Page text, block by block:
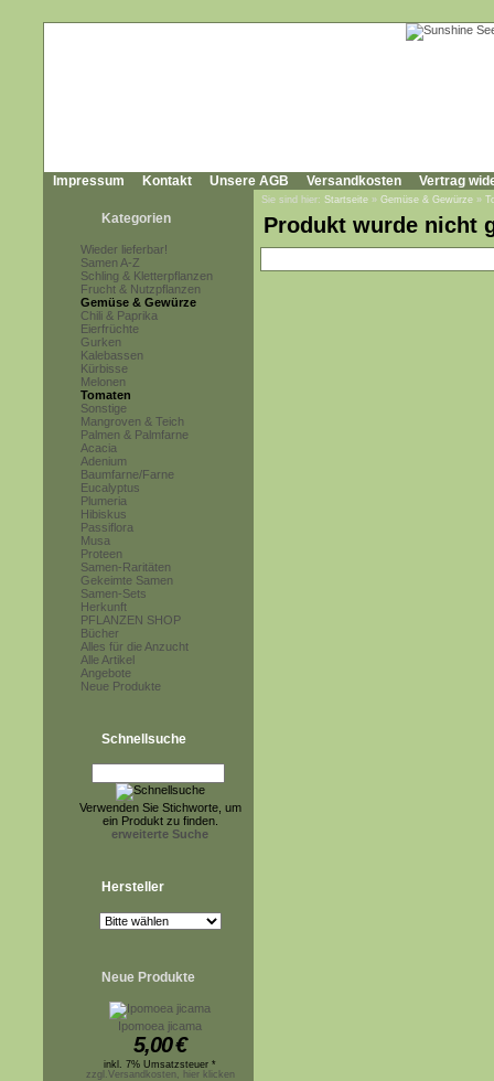
Impressum Kontakt Unsere AGB Versandkosten Vertrag
Kategorien
Wieder lieferbar!
Samen A-Z
Schling & Kletterpflanzen
Frucht & Nutzpflanzen
Gemüse & Gewürze
Chili & Paprika
Eierfrüchte
Gurken
Kalebassen
Kürbisse
Melonen
Tomaten
Sonstige
Mangroven & Teich
Palmen & Palmfarne
Acacia
Adenium
Baumfarne/Farne
Eucalyptus
Plumeria
Hibiskus
Passiflora
Musa
Proteen
Samen-Raritäten
Gekeimte Samen
Samen-Sets
Herkunft
PFLANZEN SHOP
Bücher
Alles für die Anzucht
Alle Artikel
Angebote
Neue Produkte
Schnellsuche
Verwenden Sie Stichworte, um
ein Produkt zu finden.
erweiterte Suche
Hersteller
Neue Produkte
Ipomoea jicama
5,00€
inkl. 7% Umsatzsteuer *
zzgl.Versandkosten, hier klicken
Sie sind hier: Startseite » Gemüse & Gewürze »
Produkt wurde nicht